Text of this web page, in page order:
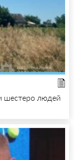
шестеро людей